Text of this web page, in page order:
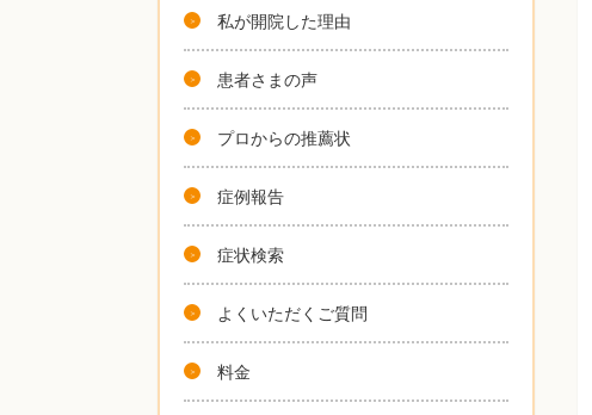
私が開院した理由
患者さまの声
プロからの推薦状
症例報告
症状検索
よくいただくご質問
料金